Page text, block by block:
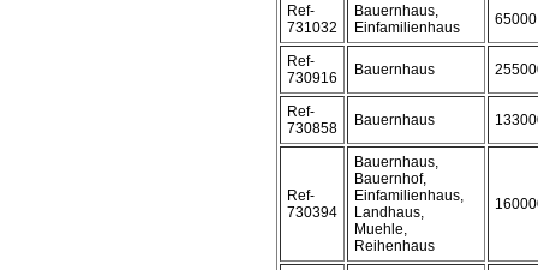
Ref-
731032
Bauernhaus,
Einfamilienhaus
65000
Ref-
730916
Bauernhaus
Ref-
730858
Bauernhaus
Ref-
730394
Bauernhaus,
Bauernhof,
Einfamilienhaus,
Landhaus,
Muehle,
Reihenhaus